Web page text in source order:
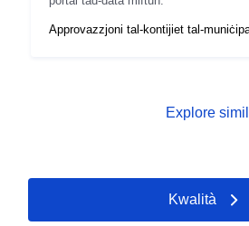
Approvazzjoni tal-kontijiet tal-
Explore
Kwalità